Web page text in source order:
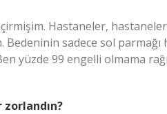
Hastaneler,
Bedeninin sadece sol
yüzde 99 engelli olmama
zorlandın?